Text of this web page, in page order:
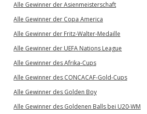
Alle Gewinner der Asienmeisterschaft
Alle Gewinner der Copa America
Alle Gewinner der Fritz-Walter-Medaille
Alle Gewinner der UEFA Nations League
Alle Gewinner des Afrika-Cups
Alle Gewinner des CONCACAF-Gold-Cups
Alle Gewinner des Golden Boy
Alle Gewinner des Goldenen Balls bei U20-WM